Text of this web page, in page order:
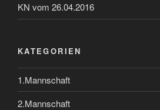
KN vom 26.04.2016
KATEGORIEN
1.Mannschaft
2.Mannschaft